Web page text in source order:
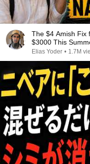
The $4 Amish Fix
$3000 This
Elias Yoder • 1.7M